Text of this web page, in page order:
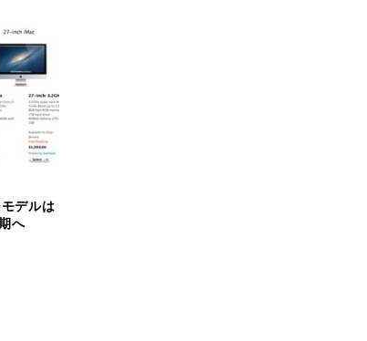
デルは
へ